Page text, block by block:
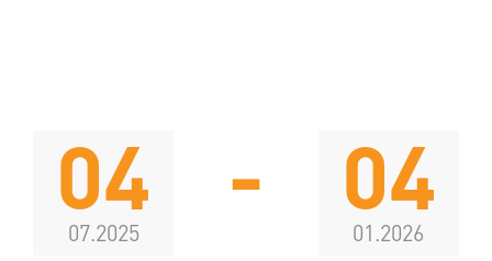
04
07.2025
- 04
01.2026